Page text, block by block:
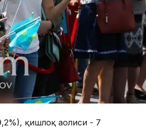
қишлоқ аҳолиси - 7